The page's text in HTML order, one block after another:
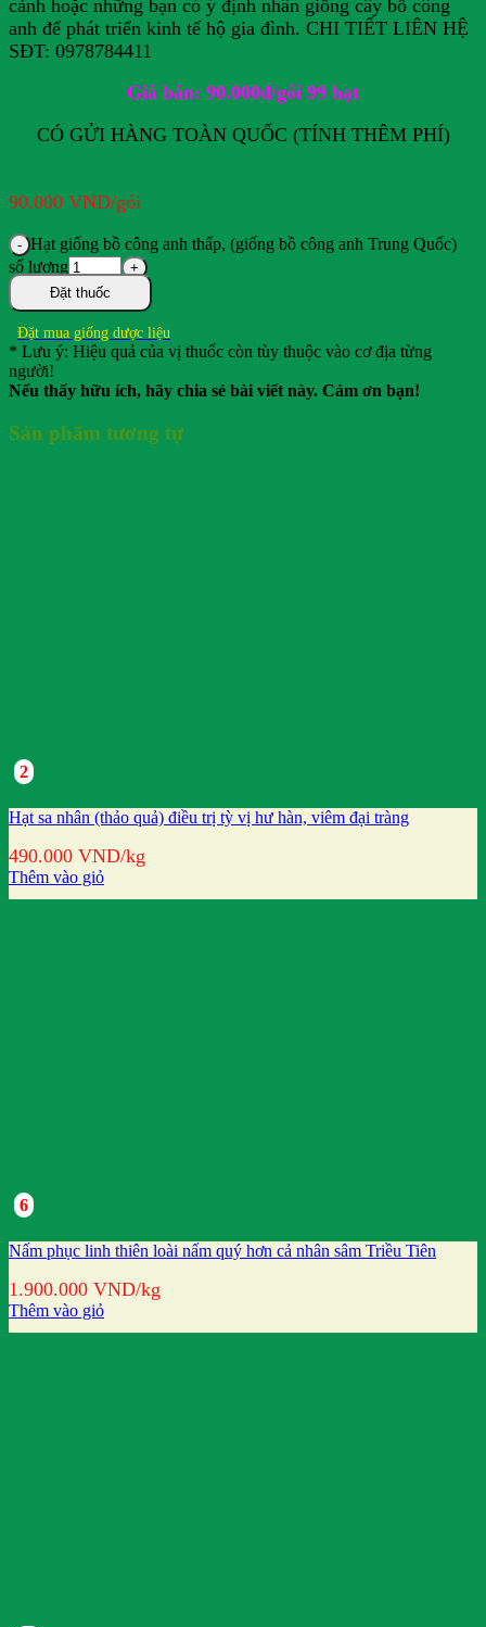
cảnh hoặc những bạn có ý định nhân giống cây bồ công
anh để phát triển kinh tế hộ gia đình. CHI TIẾT LIÊN HỆ
SĐT: 0978784411
Giá bán: 90.000đ/gói 99 hạt
CÓ GỬI HÀNG TOÀN QUỐC (TÍNH THÊM PHÍ)
90.000 VND/gói
Hạt giống bồ công anh thấp, (giống bồ công anh Trung Quốc)
số lượng
Đặt thuốc
Đặt mua giống dược liệu
* Lưu ý: Hiệu quả của vị thuốc còn tùy thuộc vào cơ địa từng
người!
Nếu thấy hữu ích, hãy chia sẻ bài viết này. Cảm ơn bạn!
Sản phẩm tương tự
2
Hạt sa nhân (thảo quả) điều trị tỳ vị hư hàn, viêm đại tràng
490.000 VND/kg
Thêm vào giỏ
6
Nấm phục linh thiên loài nấm quý hơn cả nhân sâm Triều Tiên
1.900.000 VND/kg
Thêm vào giỏ